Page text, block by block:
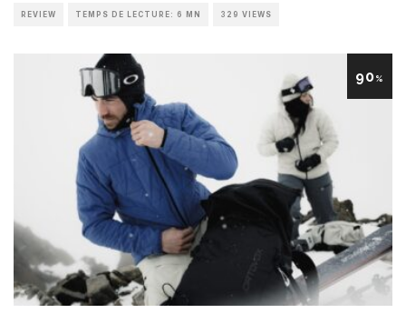
REVIEW TEMPS DE LECTURE: 6 MN 329 VIEWS
90%